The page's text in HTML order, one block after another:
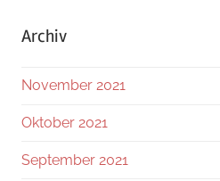
Archiv
November 2021
Oktober 2021
September 2021